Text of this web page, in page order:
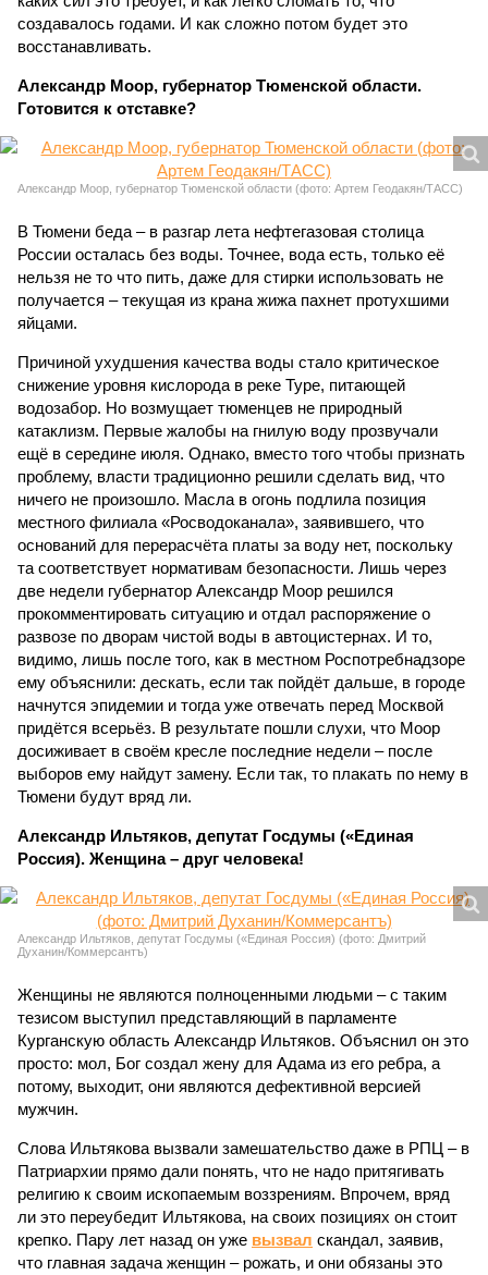
создавалось годами. И как сложно потом будет это
восстанавливать.
Александр Моор, губернатор Тюменской области.
Готовится к отставке?
Александр Моор, губернатор Тюменской области (фото: Артем Геодакян/ТАСС)
В Тюмени беда – в разгар лета нефтегазовая столица
России осталась без воды. Точнее, вода есть, только её
нельзя не то что пить, даже для стирки использовать не
получается – текущая из крана жижа пахнет протухшими
яйцами.
Причиной ухудшения качества воды стало критическое
снижение уровня кислорода в реке Туре, питающей
водозабор. Но возмущает тюменцев не природный
катаклизм. Первые жалобы на гнилую воду прозвучали
ещё в середине июля. Однако, вместо того чтобы признать
проблему, власти традиционно решили сделать вид, что
ничего не произошло. Масла в огонь подлила позиция
местного филиала «Росводоканала», заявившего, что
оснований для перерасчёта платы за воду нет, поскольку
та соответствует нормативам безопасности. Лишь через
две недели губернатор Александр Моор решился
прокомментировать ситуацию и отдал распоряжение о
развозе по дворам чистой воды в автоцистернах. И то,
видимо, лишь после того, как в местном Роспотребнадзоре
ему объяснили: дескать, если так пойдёт дальше, в городе
начнутся эпидемии и тогда уже отвечать перед Москвой
придётся всерьёз. В результате пошли слухи, что Моор
досиживает в своём кресле последние недели – после
выборов ему найдут замену. Если так, то плакать по нему в
Тюмени будут вряд ли.
Александр Ильтяков, депутат Госдумы («Единая
Россия). Женщина – друг человека!
Александр Ильтяков, депутат Госдумы («Единая Россия) (фото: Дмитрий
Духанин/Коммерсантъ)
Женщины не являются полноценными людьми – с таким
тезисом выступил представляющий в парламенте
Курганскую область Александр Ильтяков. Объяснил он это
просто: мол, Бог создал жену для Адама из его ребра, а
потому, выходит, они являются дефективной версией
мужчин.
Слова Ильтякова вызвали замешательство даже в РПЦ – в
Патриархии прямо дали понять, что не надо притягивать
религию к своим ископаемым воззрениям. Впрочем, вряд
ли это переубедит Ильтякова, на своих позициях он стоит
крепко. Пару лет назад он уже вызвал скандал, заявив,
что главная задача женщин – рожать, и они обязаны это